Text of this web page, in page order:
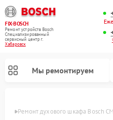
FIX-BOSCH
Ремонт устройств Bosch
Специализированный
cервисный центр г.
Хабаровск
Мы ремонтируем
Ремонт духового шкафа Bosch